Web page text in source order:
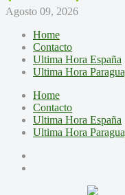
Agosto 09, 2026
Home
Contacto
Ultima Hora España
Ultima Hora
Home
Contacto
Ultima Hora España
Ultima Hora